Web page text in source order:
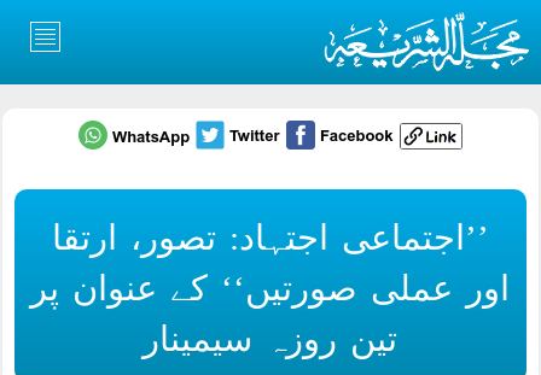
’’اجتماعی اجتہاد: تصور، ارتقا
اور عملی صورتیں‘‘ کے عنوان پر
تین روزہ سیمینار